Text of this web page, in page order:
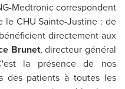
Medtronic correspondent
le CHU Sainte-Justine : de
directement aux
Brunet, directeur général
la présence de nos
des patients à toutes les